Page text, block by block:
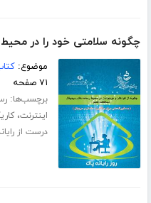
چگونه سلامتی خود را در
موضوع:
۷۱ صفحه
برچسب‌ها:
اینترنت،
درست از